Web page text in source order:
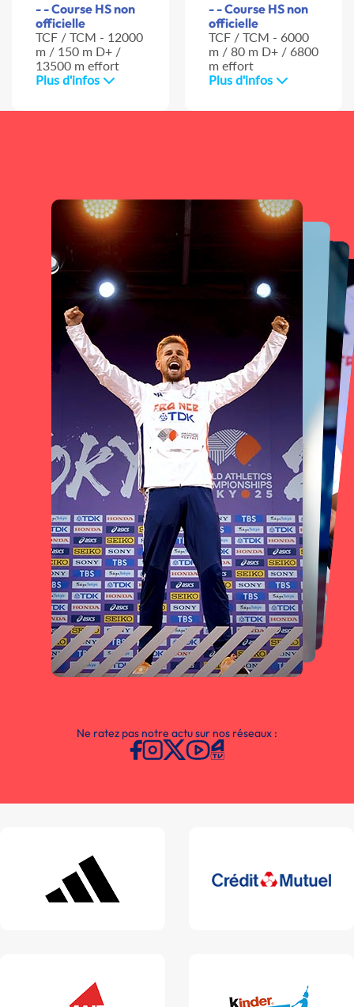
- - Course HS non
officielle
TCF / TCM - 12000
m / 150 m D+ /
13500 m effort
Plus d'infos
- - Course HS non
officielle
TCF / TCM - 6000
m / 80 m D+ / 6800
m effort
Plus d'infos
Ne ratez pas notre actu sur nos réseaux :